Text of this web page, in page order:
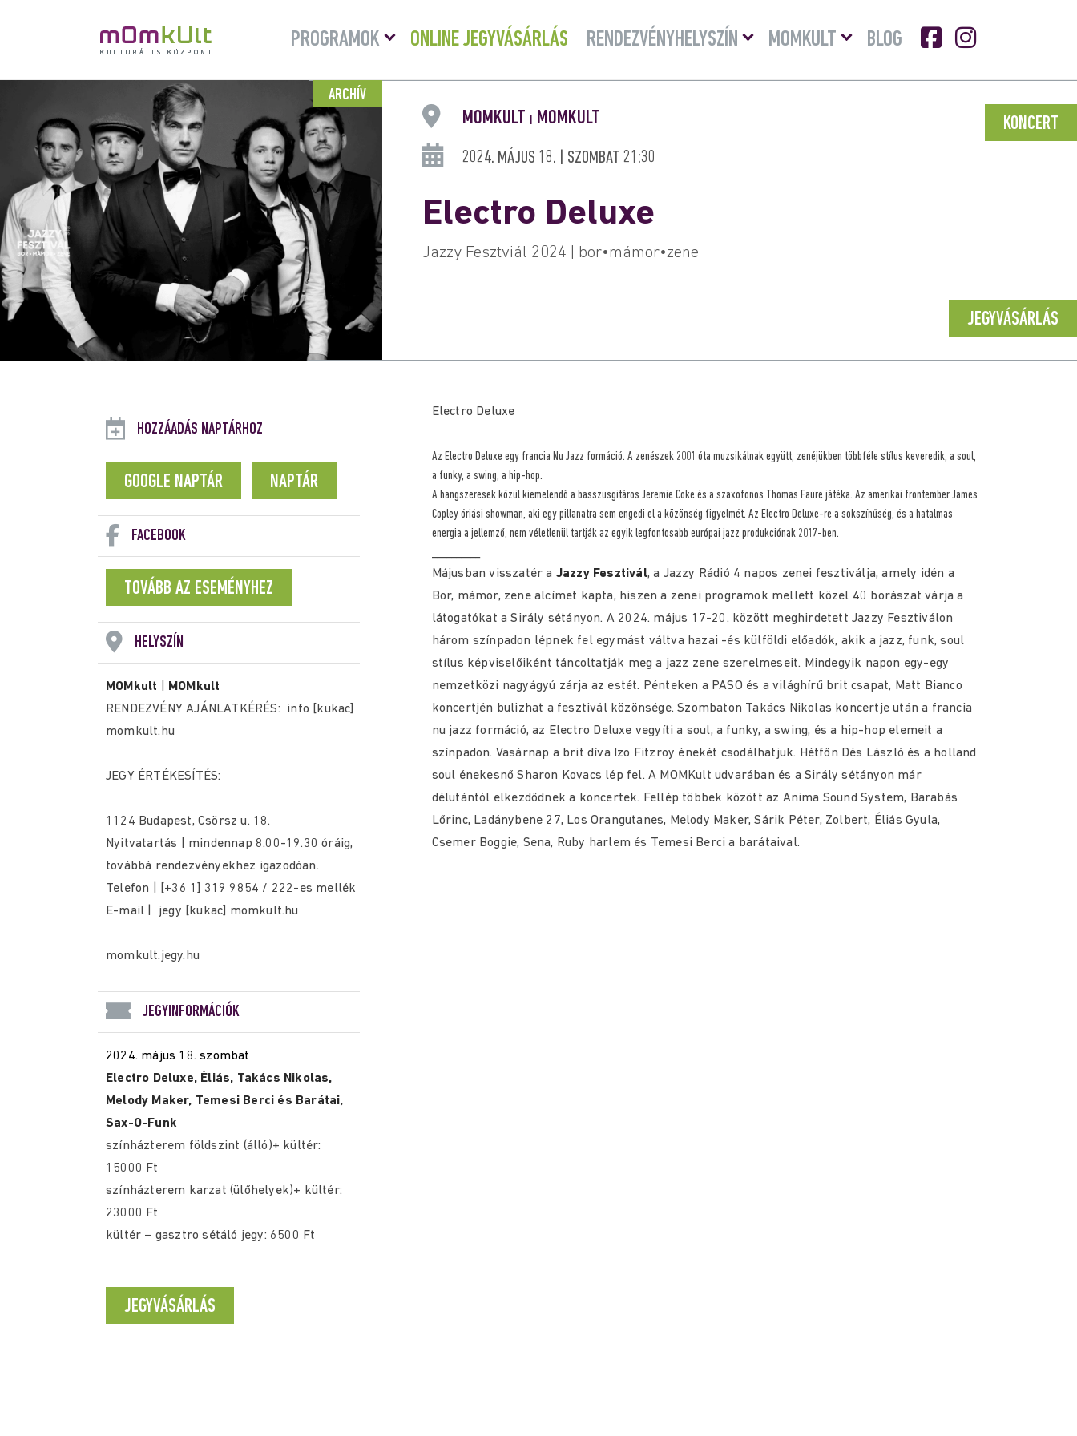
PROGRAMOK
Menü
lenyitása
ONLINE JEGYVÁSÁRLÁS RENDEZVÉNYHELYSZÍN
Menü
lenyitásaMOMKULT
Menü
lenyitása
BLOG
ARCHÍV
KONCERT
MOMKULT MOMKULT
2024. MÁJUS 18. | SZOMBAT 21:30
Electro Deluxe
Jazzy Fesztviál 2024 | bor•mámor•zene
JEGYVÁSÁRLÁS
HOZZÁADÁS NAPTÁRHOZ
GOOGLE NAPTÁR NAPTÁR
FACEBOOK
TOVÁBB AZ ESEMÉNYHEZ
HELYSZÍN
MOMkult
MOMkult
RENDEZVÉNY AJÁNLATKÉRÉS: info [kukac]
momkult.hu
JEGY ÉRTÉKESÍTÉS:
1124 Budapest, Csörsz u. 18.
Nyitvatartás | mindennap 8.00-19.30 óráig,
továbbá rendezvényekhez igazodóan.
Telefon | [+36 1] 319 9854 / 222-es mellék
E-mail | jegy [kukac] momkult.hu
momkult.jegy.hu
JEGYINFORMÁCIÓK
2024. május 18. szombat
Electro Deluxe, Éliás, Takács Nikolas,
Melody Maker, Temesi Berci és Barátai,
Sax-O-Funk
színházterem földszint (álló)+ kültér:
15000 Ft
színházterem karzat (ülőhelyek)+ kültér:
23000 Ft
kültér – gasztro sétáló jegy: 6500 Ft
JEGYVÁSÁRLÁS
Electro Deluxe
Az Electro Deluxe egy francia Nu Jazz formáció. A zenészek 2001 óta muzsikálnak együtt, zenéjükben többféle stílus keveredik, a soul,
a funky, a swing, a hip-hop.
A hangszeresek közül kiemelendő a basszusgitáros Jeremie Coke és a szaxofonos Thomas Faure játéka. Az amerikai frontember James
Copley óriási showman, aki egy pillanatra sem engedi el a közönség figyelmét. Az Electro Deluxe-re a sokszínűség, és a hatalmas
energia a jellemző, nem véletlenül tartják az egyik legfontosabb európai jazz produkciónak 2017-ben.
Májusban visszatér a Jazzy Fesztivál, a Jazzy Rádió 4 napos zenei fesztiválja, amely idén a
Bor, mámor, zene alcímet kapta, hiszen a zenei programok mellett közel 40 borászat várja a
látogatókat a Sirály sétányon. A 2024. május 17-20. között meghirdetett Jazzy Fesztiválon
három színpadon lépnek fel egymást váltva hazai -és külföldi előadók, akik a jazz, funk, soul
stílus képviselőiként táncoltatják meg a jazz zene szerelmeseit. Mindegyik napon egy-egy
nemzetközi nagyágyú zárja az estét. Pénteken a PASO és a világhírű brit csapat, Matt Bianco
koncertjén bulizhat a fesztivál közönsége. Szombaton Takács Nikolas koncertje után a francia
nu jazz formáció, az Electro Deluxe vegyíti a soul, a funky, a swing, és a hip-hop elemeit a
színpadon. Vasárnap a brit díva Izo Fitzroy énekét csodálhatjuk. Hétfőn Dés László és a holland
soul énekesnő Sharon Kovacs lép fel. A MOMKult udvarában és a Sirály sétányon már
délutántól elkezdődnek a koncertek. Fellép többek között az Anima Sound System, Barabás
Lőrinc, Ladánybene 27, Los Orangutanes, Melody Maker, Sárik Péter, Zolbert, Éliás Gyula,
Csemer Boggie, Sena, Ruby harlem és Temesi Berci a barátaival.